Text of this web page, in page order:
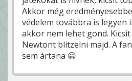
Akkor még
védelem továbbra is legyen
akkor nem lehet gond.
Newtont blitzelni majd. A
sem ártana 😀